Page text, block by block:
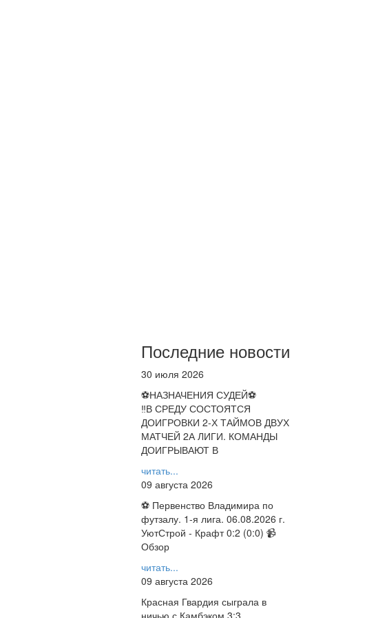
Последние новости
30 июля 2026
⚽НАЗНАЧЕНИЯ СУДЕЙ⚽
‼В СРЕДУ СОСТОЯТСЯ
ДОИГРОВКИ 2-Х ТАЙМОВ ДВУХ
МАТЧЕЙ 2А ЛИГИ. КОМАНДЫ
ДОИГРЫВАЮТ В
читать...
09 августа 2026
⚽ Первенство Владимира по
футзалу. 1-я лига. 06.08.2026 г.
УютСтрой - Крафт 0:2 (0:0) 📹
Обзор
читать...
09 августа 2026
Красная Гвардия сыграла в